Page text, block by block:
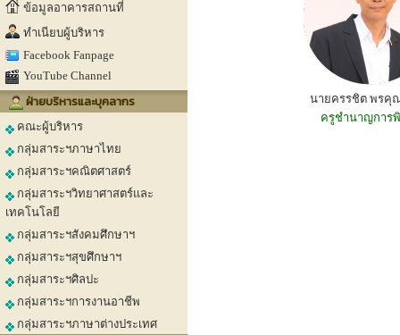
ข้อมูลอาคารสถานที่
ทำเนียบผู้บริหาร
Facebook Fanpage
YouTube Channel
ฝ่ายบริหารและบุคลากร
คณะผู้บริหาร
กลุ่มสาระฯภาษาไทย
กลุ่มสาระฯคณิตศาสตร์
กลุ่มสาระฯวิทยาศาสตร์และ
เทคโนโลยี
กลุ่มสาระฯสังคมศึกษาฯ
กลุ่มสาระฯสุขศึกษาฯ
กลุ่มสาระฯศิลปะ
กลุ่มสาระฯการงานอาชีพ
กลุ่มสาระฯภาษาต่างประเทศ
นายครรชิต พรคุ
ครูชำนาญการ